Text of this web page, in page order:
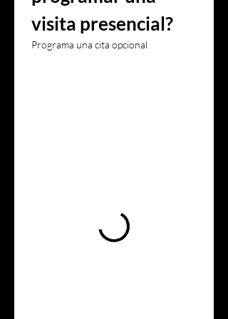
visita presencial?
Programa una cita opcional